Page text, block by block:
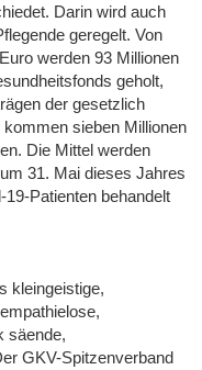
Darin wird auch
geregelt. Von
werden 93 Millionen
geholt,
der gesetzlich
sieben Millionen
Die Mittel werden
31. Mai dieses Jahres
Patienten behandelt
kleingeistige,
säende,
GKV-Spitzenverband